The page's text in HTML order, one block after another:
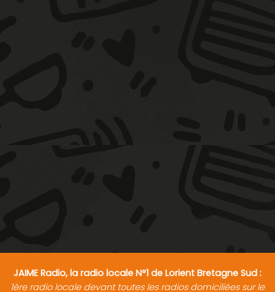
JAIME Radio, la radio locale N°1 de Lorient Bretagne Sud :
1ère radio locale devant toutes les radios domiciliées sur le